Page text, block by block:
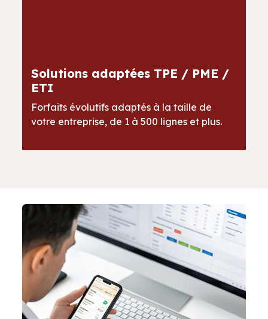
Solutions adaptées TPE / PME /
ETI
Forfaits évolutifs adaptés à la taille de
votre entreprise, de 1 à 500 lignes et plus.